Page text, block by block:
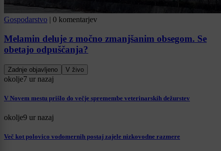
Gospodarstvo | 0 komentarjev
Melamin deluje z močno zmanjšanim obsegom. Se
obetajo odpuščanja?
Zadnje objavljeno V živo
okolje7 ur nazaj
V Novem mestu prišlo do večje spremembe veterinarskih dežurstev
okolje9 ur nazaj
Več kot polovico vodomernih postaj zajele nizkovodne razmere